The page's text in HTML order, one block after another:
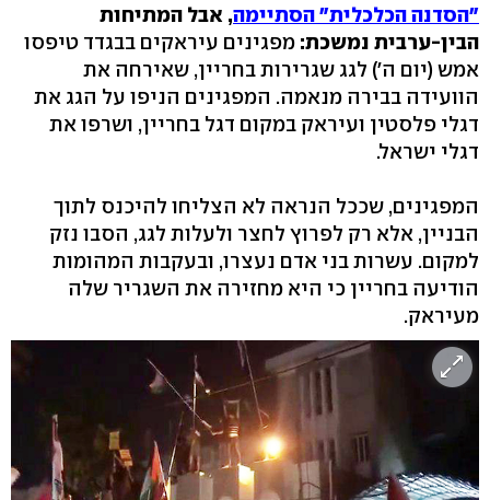
"הסדנה הכלכלית" הסתיימה, אבל המתיחות
הבין-ערבית נמשכת: מפגינים עיראקים בבגדד טיפסו
אמש (יום ה') לגג שגרירות בחריין, שאירחה את
הוועידה בבירה מנאמה. המפגינים הניפו על הגג את
דגלי פלסטין ועיראק במקום דגל בחריין, ושרפו את
דגלי ישראל.
המפגינים, שככל הנראה לא הצליחו להיכנס לתוך
הבניין, אלא רק לפרוץ לחצר ולעלות לגג, הסבו נזק
למקום. עשרות בני אדם נעצרו, ובעקבות המהומות
הודיעה בחריין כי היא מחזירה את השגריר שלה
מעיראק.